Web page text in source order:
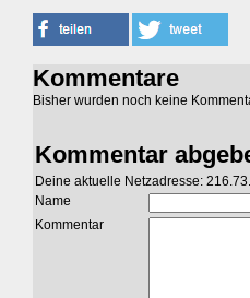
Kommentare
Bisher wurden noch keine
Kommentar
Deine aktuelle Netzadresse:
Name
Kommentar